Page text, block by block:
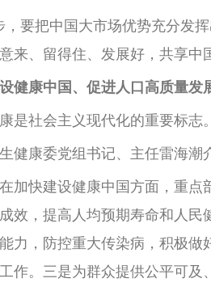
把中国大市场优势充分发挥
来、留得住、发展好，共享
健康中国、促进人口高质量发
社会主义现代化的重要标志
康委党组书记、主任雷海潮
快建设健康中国方面，重点
效，提高人均预期寿命和人
力，防控重大传染病，积极
作。三是为群众提供公平可